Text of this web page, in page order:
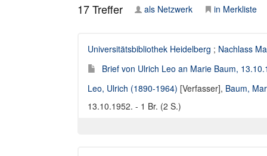
17Treffer als Netzwerk in Merkliste
Universitätsbibliothek Heidelberg ; Nachlass
Brief von Ulrich Leo an Marie Baum,
Leo, Ulrich (1890-1964) [Verfasser], Baum,
13.10.1952. - 1 Br. (2 S.)